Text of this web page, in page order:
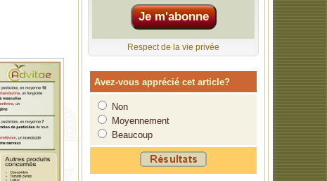
Respect de la vie privée
Avez-vous apprécié cet article?
Non
Moyennement
Beaucoup